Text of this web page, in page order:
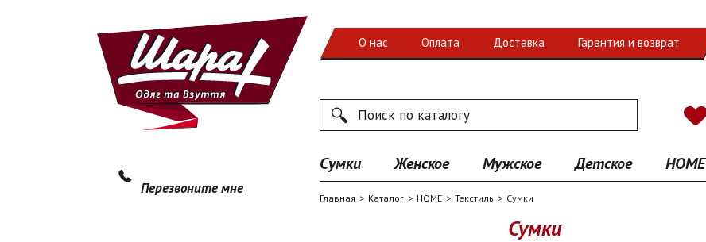
Перезвоните мне
О нас Оплата Доставка Гарантия и возврат
Поиск по каталогу
Поиск
Сумки Женское Мужское Детское HOME
Главная Каталог HOME Текстиль Сумки
Сумки